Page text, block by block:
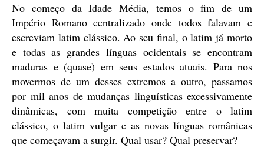
No começo da Idade Média, temos o fim de um
Império Romano centralizado onde todos falavam e
escreviam latim clássico. Ao seu final, o latim já morto
e todas as grandes línguas ocidentais se encontram
maduras e (quase) em seus estados atuais. Para nos
movermos de um desses extremos a outro, passamos
por mil anos de mudanças linguísticas excessivamente
dinâmicas, com muita competição entre o latim
clássico, o latim vulgar e as novas línguas românicas
que começavam a surgir. Qual usar? Qual preservar?